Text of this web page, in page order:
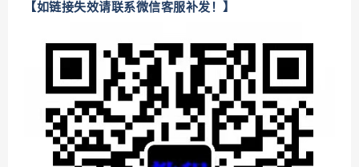
【如链接失效请联系微信客服补发！】